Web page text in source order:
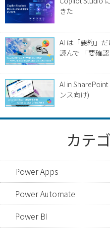
きた
AI は「要約」
読んで 「要確
AI in
ンス向け)
カテ
Power Apps
Power Automate
Power BI